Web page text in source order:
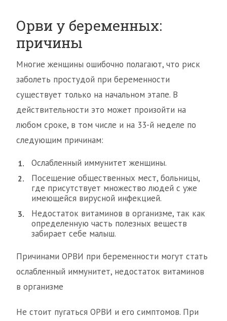
Орви у беременных:
причины
Многие женщины ошибочно полагают, что риск
заболеть простудой при беременности
существует только на начальном этапе. В
действительности это может произойти на
любом сроке, в том числе и на 33-й неделе по
следующим причинам:
Ослабленный иммунитет женщины.
Посещение общественных мест, больницы,
где присутствует множество людей с уже
имеющейся вирусной инфекцией.
Недостаток витаминов в организме, так как
определенную часть полезных веществ
забирает себе малыш.
Причинами ОРВИ при беременности могут стать
ослабленный иммунитет, недостаток витаминов
в организме
Не стоит пугаться ОРВИ и его симптомов. При